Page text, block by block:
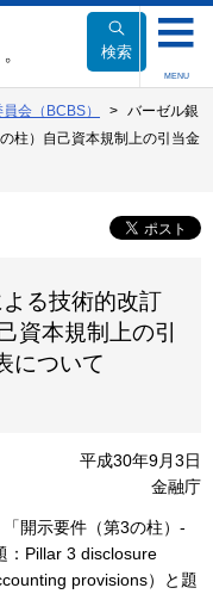
検索
MENU
会（BCBS）
バーゼル銀
柱）自己資本規制上の引当金
る技術的改訂
資本規制上の引
について
平成30年9月3日
金融庁
開示要件（第3の柱）-
：Pillar 3 disclosure
provisions）と題